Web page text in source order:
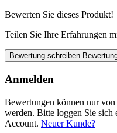
Bewerten Sie dieses Produkt!
Teilen Sie Ihre Erfahrungen
Bewertung schreiben
Anmelden
Bewertungen können nur von
werden. Bitte loggen Sie sich
Account. Neuer Kunde?